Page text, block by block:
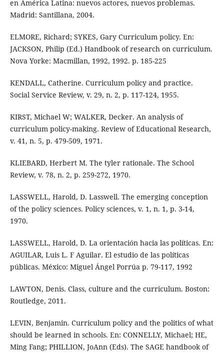
en América Latina: nuevos actores, nuevos problemas.
Madrid: Santillana, 2004.
ELMORE, Richard; SYKES, Gary Curriculum policy. En:
JACKSON, Philip (Ed.) Handbook of research on curriculum.
Nova Yorke: Macmillan, 1992, 1992. p. 185-225
KENDALL, Catherine. Curriculum policy and practice.
Social Service Review, v. 29, n. 2, p. 117-124, 1955.
KIRST, Michael W; WALKER, Decker. An analysis of
curriculum policy-making. Review of Educational Research,
v. 41, n. 5, p. 479-509, 1971.
KLIEBARD, Herbert M. The tyler rationale. The School
Review, v. 78, n. 2, p. 259-272, 1970.
LASSWELL, Harold, D. Lasswell. The emerging conception
of the policy sciences. Policy sciences, v. 1, n. 1, p. 3-14,
1970.
LASSWELL, Harold, D. La orientación hacia las políticas. En:
AGUILAR, Luis L. F Aguilar. El estudio de las políticas
públicas. México: Miguel Ángel Porrúa p. 79-117, 1992
LAWTON, Denis. Class, culture and the curriculum. Boston:
Routledge, 2011.
LEVIN, Benjamin. Curriculum policy and the politics of what
should be learned in schools. En: CONNELLY, Michael; HE,
Ming Fang; PHILLION, JoAnn (Eds). The SAGE handbook of